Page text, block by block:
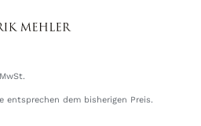
entsprechen dem bisherigen Preis.